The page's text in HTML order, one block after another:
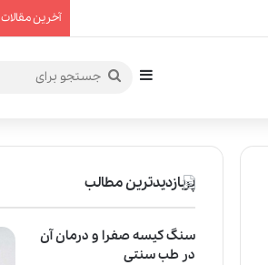
آخرین مقالات
سایدبارجستجو
پربازدیدترین مطالب
سنگ کیسه صفرا و درمان آن
در طب سنتی